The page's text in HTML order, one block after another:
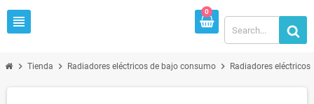
view_headline
0
chevron_right Tienda chevron_right Radiadores eléctricos de bajo consumo chevron_right Radiadores